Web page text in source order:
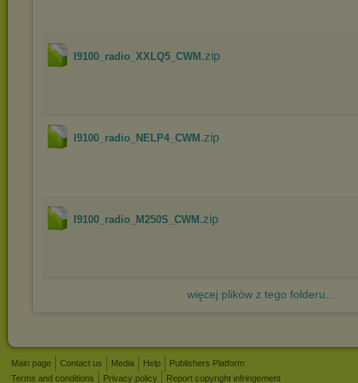
I9100_radio_XXLQ5_CWM .zip
I9100_radio_NELP4_CWM .zip
I9100_radio_M250S_CWM .zip
więcej plików z tego folderu...
Main page Contact us Media Help
Publishers Platform
Terms and conditions
Privacy policy Report copyright infringement